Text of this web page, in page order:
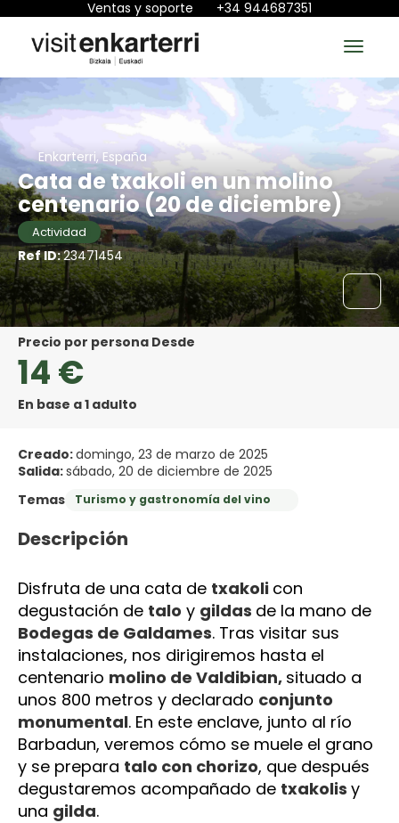
Ventas y soporte +34 944687351
Enkarterri, España
Cata de txakoli en un molino
centenario (20 de diciembre)
Actividad
Ref ID:23471454
precio por persona Desde
14 €
En base a 1 adulto
Creado:domingo, 23 de marzo de 2025
Salida:sábado, 20 de diciembre de 2025
Temas
Turismo y gastronomía del vino
Descripción
Disfruta de una cata de txakoli con
degustación de talo y gildas
Bodegas de Galdames. Tras visitar sus
instalaciones, nos dirigiremos hasta el
centenario molino de Valdibian, situado a
unos 800 metros y declarado conjunto
monumental. En este enclave, junto al río
Barbadun, veremos cómo se muele el grano
y se prepara talo con chorizo, que después
degustaremos acompañado de txakolis y
una gilda.